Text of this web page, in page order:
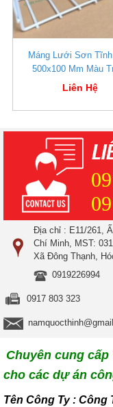
Máng Lưới Sơn
500x100 Mm Màu
Liên Hệ
Địa chỉ : E11/261,
Chí Minh, MST:
Xã Đông Thạnh,
0919226994
0917 803 323
Chuyên cung
cho các dự án
Tên Công Ty : Công